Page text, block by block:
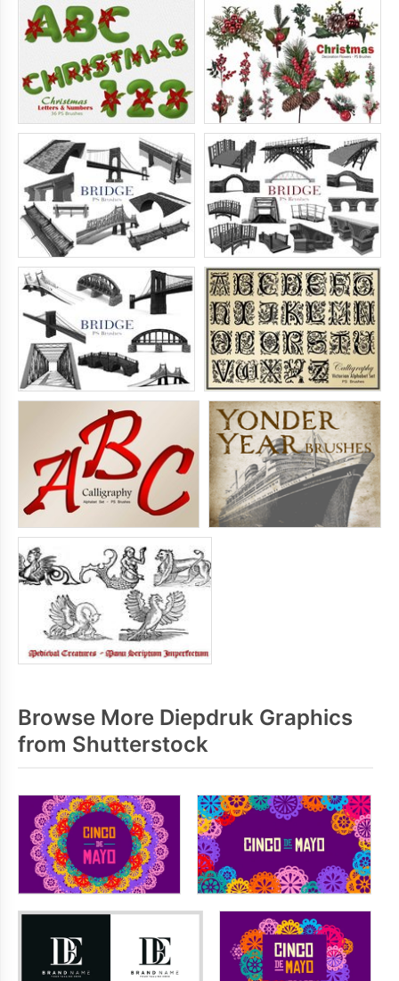
Browse More Diepdruk Graphics
from Shutterstock